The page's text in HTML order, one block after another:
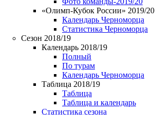
«Олимп-Кубок России» 2019/20
Календарь Черноморца
Статистика Черноморца
Сезон 2018/19
Календарь 2018/19
Полный
По турам
Календарь Черноморца
Таблица 2018/19
Таблица
Таблица и календарь
Статистика сезона